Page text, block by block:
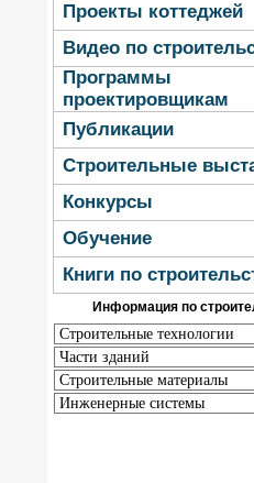
Проекты коттеджей
Видео по
Программы
проектировщикам
Публикации
Строительные
Конкурсы
Обучение
Книги по
Информация по